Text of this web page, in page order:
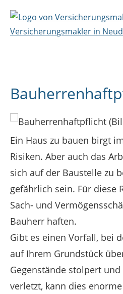
Ein Haus zu bauen birgt
Risiken. Aber auch das
sich auf der Baustelle zu
gefährlich sein. Für diese
Sach- und
Bauherr haften.
Gibt es einen Vorfall, bei
auf Ihrem Grundstück
Gegenstände stolpert
verletzt, kann dies